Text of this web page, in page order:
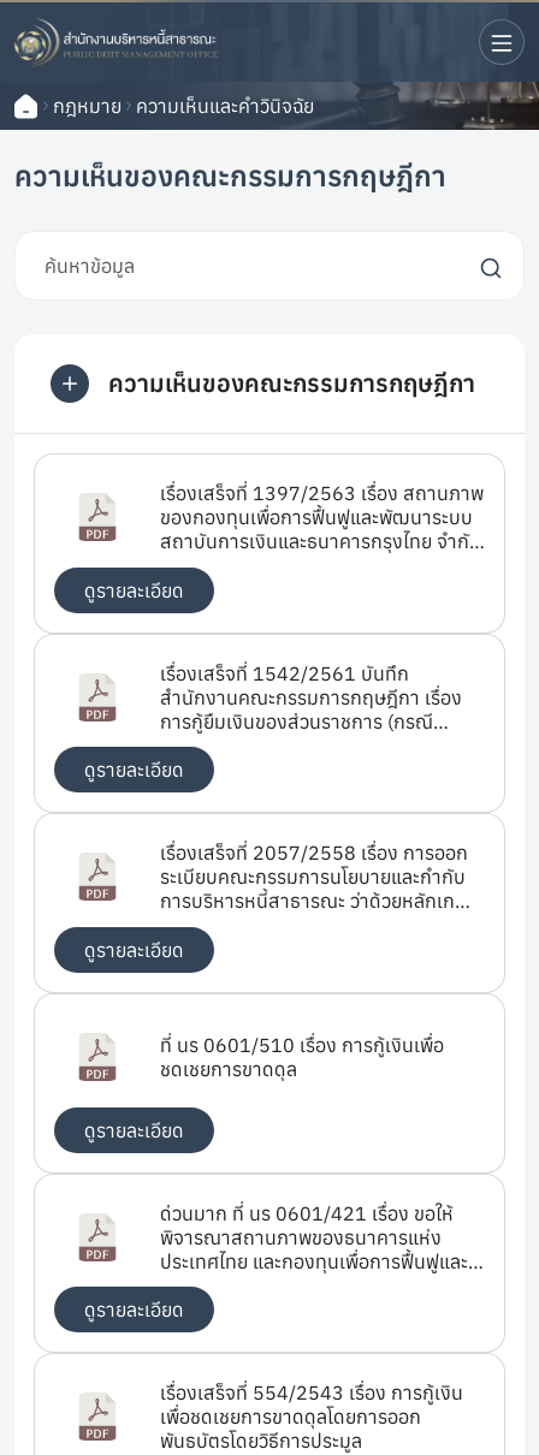
กฎหมาย ความเห็นและคำวินิจฉัย
ความเห็นของคณะกรรมการกฤษฎีกา
ความเห็นของคณะกรรมการกฤษฎีกา
เรื่องเสร็จที่ 1397/2563 เรื่อง สถานภาพ
ของกองทุนเพื่อการฟื้นฟูและพัฒนาระบบ
สถาบันการเงินและธนาคารกรุงไทย จำกัด
(มหาชน)
ดูรายละเอียด
เรื่องเสร็จที่ 1542/2561 บันทึก
สำนักงานคณะกรรมการกฤษฎีกา เรื่อง
การกู้ยืมเงินของส่วนราชการ (กรณี
มหาวิทยาลัยเทคโนโลยีราชมงคลอีสาน)
ดูรายละเอียด
เรื่องเสร็จที่ 2057/2558 เรื่อง การออก
ระเบียบคณะกรรมการนโยบายและกำกับ
การบริหารหนี้สาธารณะ ว่าด้วยหลักเกณฑ์
การกู้เงินขององค์กรปกครองส่วนท้องถิ่น
พ.ศ. ....
ดูรายละเอียด
ที่ นร 0601/510 เรื่อง การกู้เงินเพื่อ
ชดเชยการขาดดุล
ดูรายละเอียด
ด่วนมาก ที่ นร 0601/421 เรื่อง ขอให้
พิจารณาสถานภาพของธนาคารแห่ง
ประเทศไทย และกองทุนเพื่อการฟื้นฟูและ
พัฒนาระบบสถาบันการเงิน (สถานภาพ
ของธนาคารแห่งประเทศไทยและกองทุน
เพื่อการฟื้นฟูและพัฒนาระบบสถาบันการ
เงิน)
ดูรายละเอียด
เรื่องเสร็จที่ 554/2543 เรื่อง การกู้เงิน
เพื่อชดเชยการขาดดุลโดยการออก
พันธบัตรโดยวิธีการประมูล